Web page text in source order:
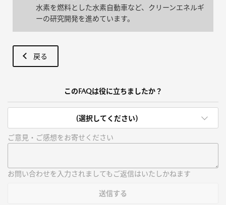
水素を燃料とした水素自動車など、クリーンエネルギ
ーの研究開発を進めています。
戻る
このFAQは役に立ちましたか？
(選択してください)
ご意見・ご感想をお寄せください
お問い合わせを入力されましてもご返信はいたしかねます
送信する